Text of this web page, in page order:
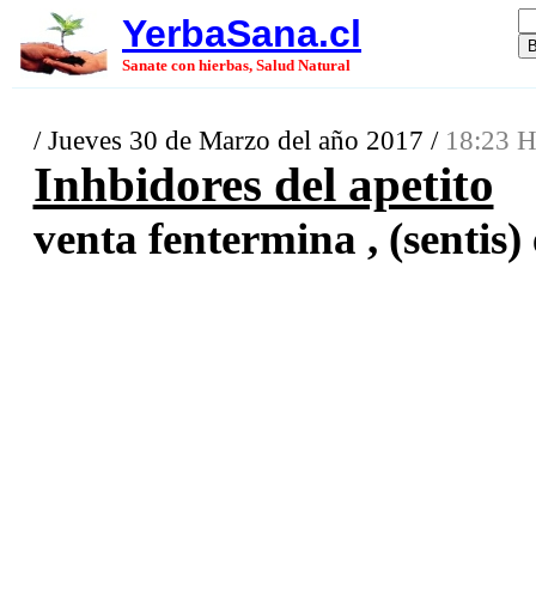
YerbaSana.cl
Sanate con hierbas, Salud Natural
/ Jueves 30 de Marzo del año 2017 / 18:23
Inhbidores del apetito
venta fentermina ,